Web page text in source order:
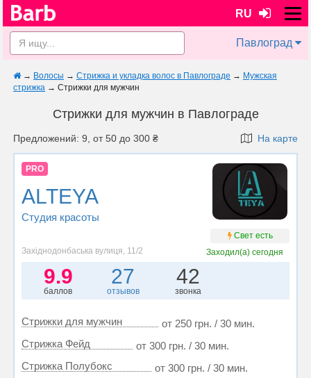
RU
Павлоград
→ Волосы → Стрижка и укладка волос в Павлограде → Мужская
стрижка → Стрижки для мужчин
Стрижки для мужчин в Павлограде
Предложений: 9, от 50 до 300 ₴ На карте
PRO
ALTEYA
Студия красоты
Свет есть
Західнодонбаська вулиця, 11/2
Заходил(а)сегодня
9.9
баллов
27
отзывов
42
звонка
Стрижки для мужчин
от 250 грн. / 30 мин.
Стрижка Фейд
от 300 грн. / 30 мин.
Стрижка Полубокс
от 300 грн. / 30 мин.